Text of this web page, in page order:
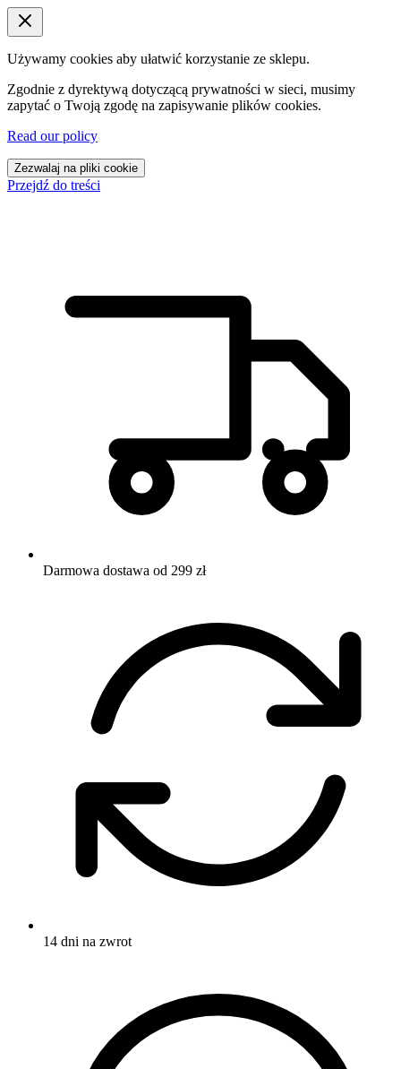
Używamy cookies aby ułatwić korzystanie ze sklepu.
Zgodnie z dyrektywą dotyczącą prywatności w sieci, musimy
zapytać o Twoją zgodę na zapisywanie plików cookies.
Read our policy
Zezwalaj na pliki cookie
Przejdź do treści
Darmowa dostawa od 299 zł
14 dni na zwrot